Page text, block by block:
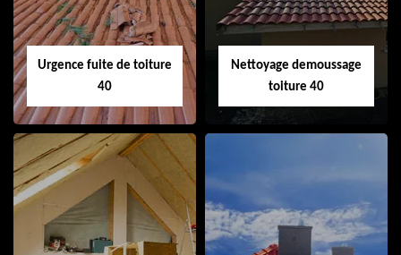
Urgence fuite de toiture
40
Urgence fuite de
toiture 40
Nettoyage demoussage
toiture 40
Nettoyage
demoussage